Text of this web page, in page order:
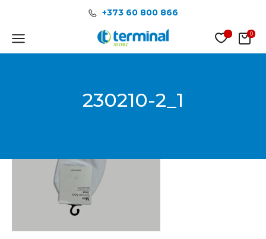
содержимому
+373 60 800 866
Main
Menu
230210-2_1